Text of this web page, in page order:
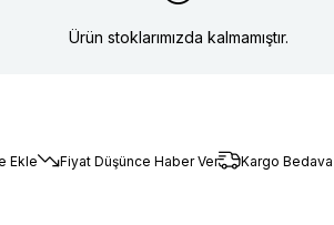
Ürün stoklarımızda kalmamıştır.
Ekle Fiyat Düşünce Haber Ver Kargo Bedava